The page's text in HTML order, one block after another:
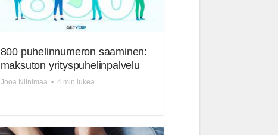
800 puhelinnumeron saaminen:
maksuton yrityspuhelinpalvelu
Jooa Niinimaa • 4 min lukea